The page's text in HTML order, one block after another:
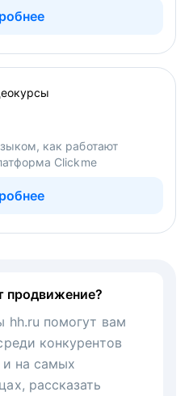
как работают
Clickme
продвижение?
hh.ru помогут вам
конкурентов
на самых
рассказать